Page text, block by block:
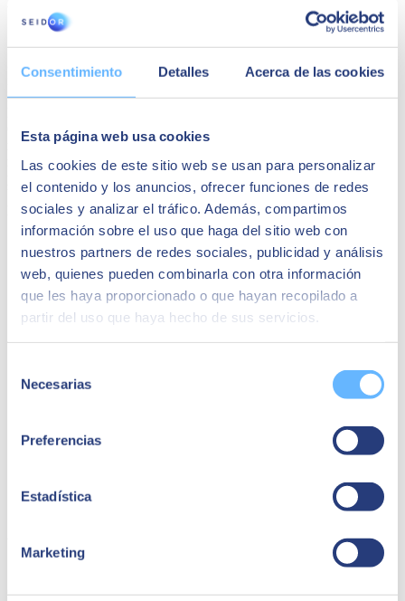
Consentimiento Detalles Acerca de las cookies
Esta página web usa cookies
Las cookies de este sitio web se usan para personalizar
el contenido y los anuncios, ofrecer funciones de redes
sociales y analizar el tráfico. Además, compartimos
información sobre el uso que haga del sitio web con
nuestros partners de redes sociales, publicidad y análisis
web, quienes pueden combinarla con otra información
que les haya proporcionado o que hayan recopilado a
partir del uso que haya hecho de sus servicios.
Necesarias
Preferencias
Estadística
Marketing
SEIDOR
SEIDOR
es una consultora tecnológica que ofrece un portafolio
integral de soluciones y servicios que cubren los ámbitos de
Inteligencia Artificial, Edge, Customer Experience, Employee
Conectividad y Ciberseguridad. Con una facturación de 894
millones de euros en el ejercicio 2023 y una plantilla formada por
más de 10.000 profesionales altamente cualificados, SEIDOR tiene
presencia directa en 45 países de Europa, América Latina, Estados
Unidos, Oriente Medio, África y Asia. La consultora es partner de
los principales líderes tecnológicos.
Quizá te puede interesar
SEIDOR, partner estratégico del nuevo grupo de